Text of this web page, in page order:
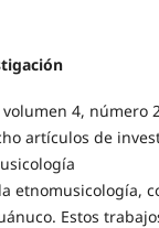
volumen 4, número
artículos de
etnomusicología,
Estos